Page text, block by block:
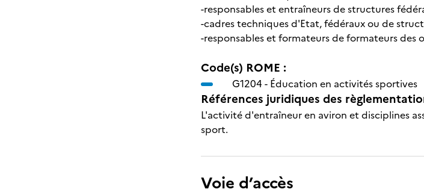
-responsables et entraîneurs de structures
-cadres techniques d'Etat, fédéraux ou de
-responsables et formateurs de formateurs des
Code(s) ROME :
G1204 - Éducation en activités sportives
Références juridiques des
L'activité d'entraîneur en aviron et disciplines
sport.
Voie d’accès